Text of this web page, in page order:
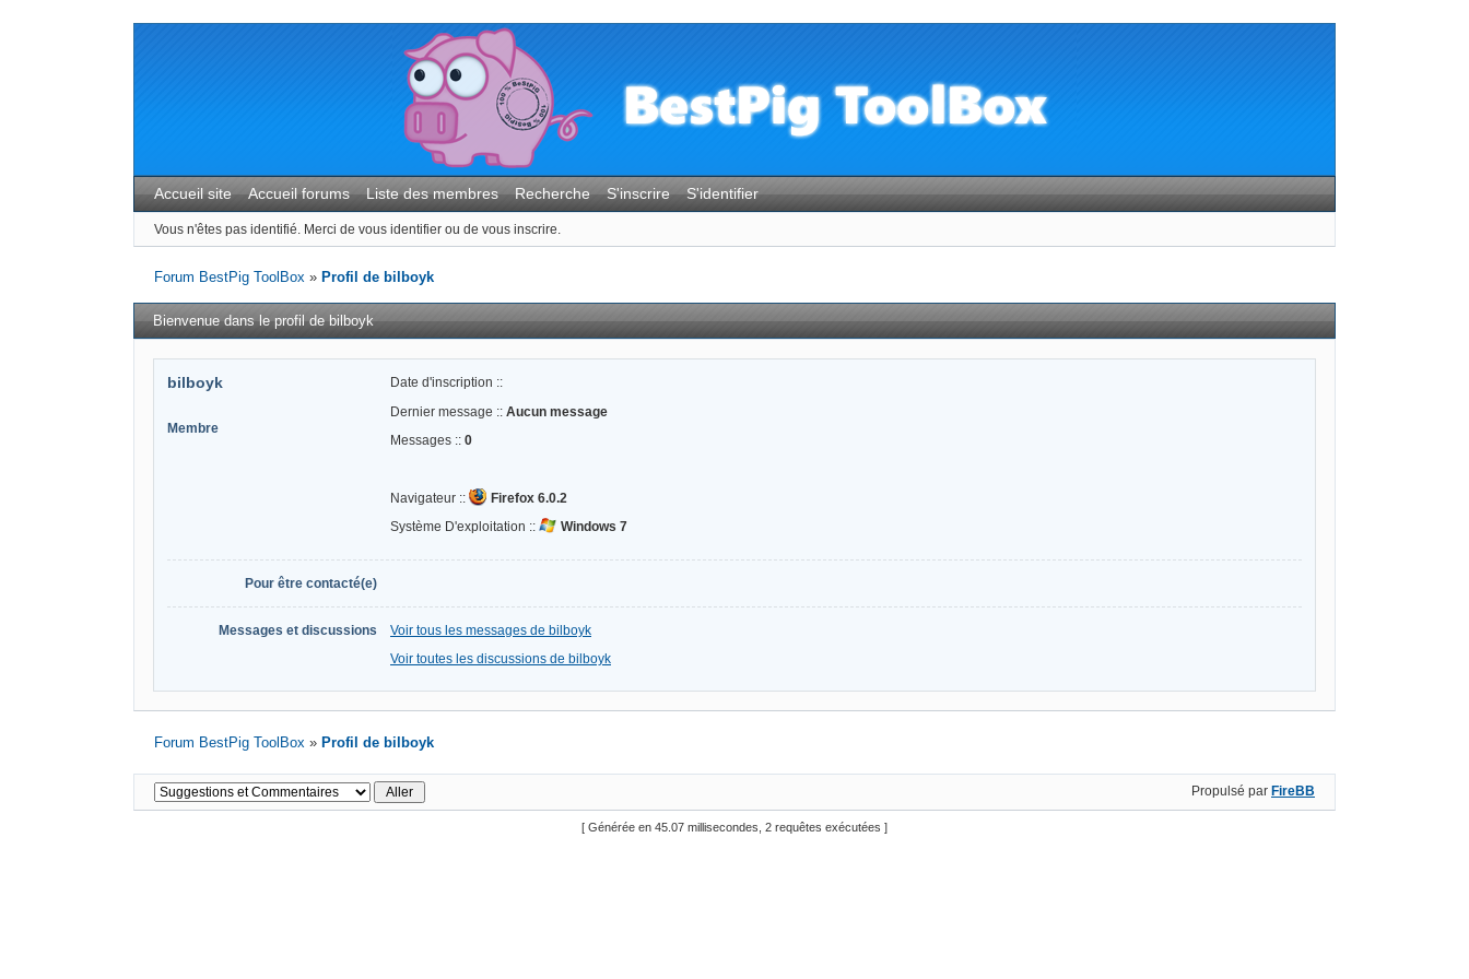
Accueil site Accueil forums Liste des membres Recherche S'inscrire S'identifier
Vous n'êtes pas identifié. Merci de vous identifier ou de vous inscrire.
Forum BestPig ToolBox » Profil de bilboyk
Bienvenue dans le profil de bilboyk
bilboyk
Membre
Date d'inscription ::
Dernier message :: Aucun message
Messages :: 0
Navigateur ::
Firefox 6.0.2
Système D'exploitation ::
Windows 7
Pour être contacté(e)
Messages et discussions
Voir tous les messages de bilboyk
Voir toutes les discussions de bilboyk
Forum BestPig ToolBox » Profil de bilboyk
Propulsé par FireBB
[ Générée en 45.07 millisecondes, 2 requêtes exécutées ]